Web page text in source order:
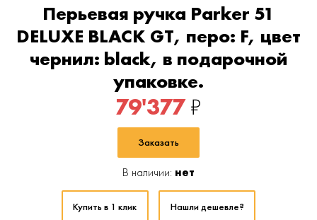
Перьевая ручка Parker 51
DELUXE BLACK GT, перо: F, цвет
чернил: black, в подарочной
упаковке.
79'377 ₽
Заказать
В наличии: нет
Купить в 1 клик Нашли дешевле?